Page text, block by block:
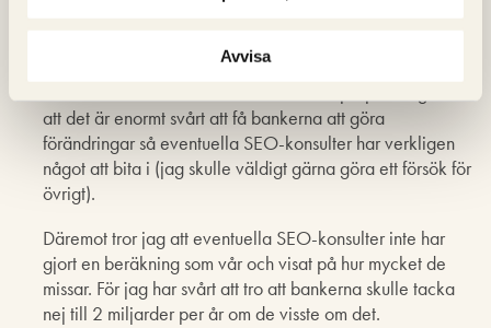
Avvisa
Sen tror jag att alla fyra bankerna vid något tillfället har
att det är enormt svårt att få bankerna att göra
förändringar så eventuella SEO-konsulter har verkligen
något att bita i (jag skulle väldigt gärna göra ett försök för
övrigt).
Däremot tror jag att eventuella SEO-konsulter inte har
gjort en beräkning som vår och visat på hur mycket de
missar. För jag har svårt att tro att bankerna skulle tacka
nej till 2 miljarder per år om de visste om det.